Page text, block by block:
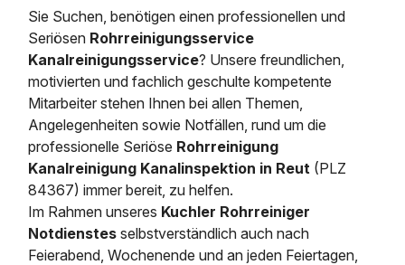
Kanalinspektion
Grubenentleerung
24h Notdienst
Kosten Preise
Rohrreinigungsdienst
Wasserhaltung
Dükerreinigung
Regenrückhaltebecken
Grubenentleerung und
Sickerschacht Reinigung
Abfallzwischenlager
Austausch von
Schießstandsanierung -
Geschosssandfang
Mobile Schlamm-
Entsorgung
Saugbagger und Pumpen
Fermenter-Entleerung
Regenrückhaltebecken
Entschlammung
Trockensaugen von
etc.
Weitere Services mit
Heizung / Sanitär
Tiefbau
Unternehmen
Stellenangebote
Sie Suchen, benötigen einen professionellen und
Seriösen Rohrreinigungsservice
Kanalreinigungsservice? Unsere freundlichen,
motivierten und fachlich geschulte kompetente
Mitarbeiter stehen Ihnen bei allen Themen,
Angelegenheiten sowie Notfällen, rund um die
professionelle Seriöse Rohrreinigung
Kanalreinigung Kanalinspektion in Reut (PLZ
84367) immer bereit, zu helfen.
Im Rahmen unseres Kuchler Rohrreiniger
Notdienstes selbstverständlich auch nach
Feierabend, Wochenende und an jeden Feiertagen,